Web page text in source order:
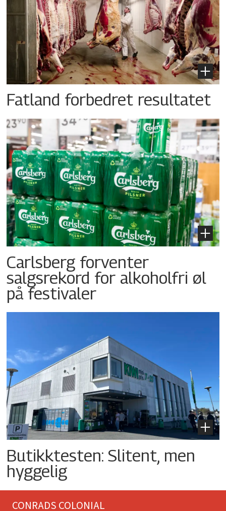
Fatland forbedret resultatet
Carlsberg forventer
salgsrekord for alkoholfri øl
på festivaler
Butikktesten: Slitent, men
hyggelig
CONRADS COLONIAL